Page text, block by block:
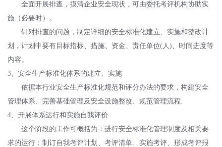
全面开展排查，摸清企业安全现状，可由委托考评机构协助实
施（必要时）。
针对排查的问题，制定详细的安全标准化建立、实施和整改计
划，计划中要有目标指标、措施、资金、责任单位(人)、时间进度等
内容。
3、安全生产标准化体系的建立、实施
依据本行业安全生产标准化规范和评分办法的要求，构建安全
管理体系、完善基础管理及安全设施整改、规范管理流程.
4、开展体系运行和实施自我评价
这个阶段的工作可概括为：进行安全标准化管理制度及相关要
求的运行；制订自我考评计划、考评清单、实施考评、形成考评报